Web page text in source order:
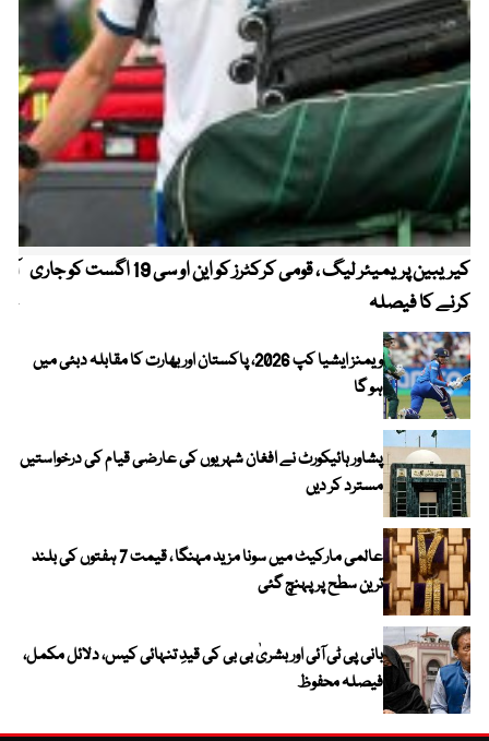
کیریبین پریمیئر لیگ ، قومی کرکٹرز کو این او سی 19 اگست کو جاری
کرنے کا فیصلہ
ویمنز ایشیا کپ 2026، پاکستان اور بھارت کا مقابلہ دبئی میں
ہو گا
پشاور ہائیکورٹ نے افغان شہریوں کی عارضی قیام کی درخواستیں
مسترد کر دیں
عالمی مارکیٹ میں سونا مزید مہنگا ، قیمت 7 ہفتوں کی بلند
ترین سطح پر پہنچ گئی
بانی پی ٹی آئی اور بشریٰ بی بی کی قیدِ تنہائی کیس، دلائل مکمل،
فیصلہ محفوظ